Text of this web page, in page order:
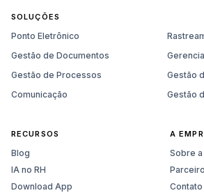
SOLUÇÕES
Ponto Eletrônico
Gestão de Documentos
Gestão de Processos
Gestão
Comunicação
Gestão
RECURSOS
Blog
IA no RH
Download App
A
Sobre
Contato